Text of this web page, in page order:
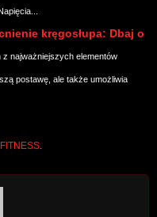
kręgosłupa: Dbaj o
z najważniejszych elementów
postawę, ale także umożliwia